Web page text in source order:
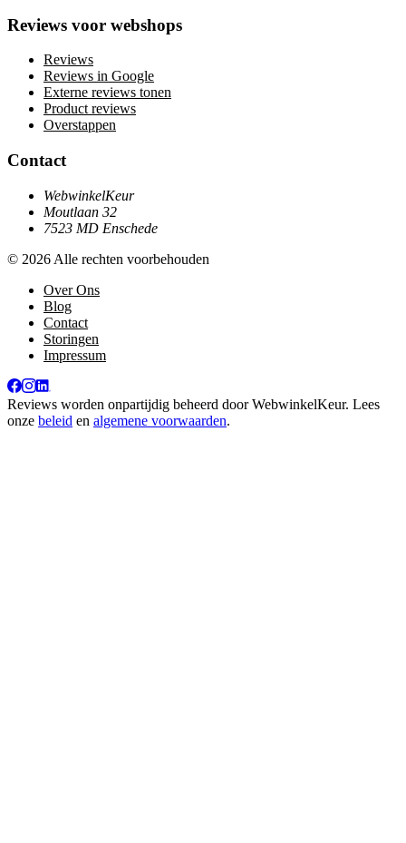
Reviews voor webshops
Reviews
Reviews in Google
Externe reviews tonen
Product reviews
Overstappen
Contact
WebwinkelKeur
Moutlaan 32
7523 MD Enschede
© 2026 Alle rechten voorbehouden
Over Ons
Blog
Contact
Storingen
Impressum
Reviews worden onpartijdig beheerd doorWebwinkelKeur. Lees
onze beleid en algemene voorwaarden.